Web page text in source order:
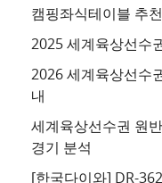
이
트
추
사
이
트
캠핑좌식테이블 추
2025 세계육상선수
2026 세계육상선수
내
세계육상선수권 원
경기 분석
[한국다이와] DR-